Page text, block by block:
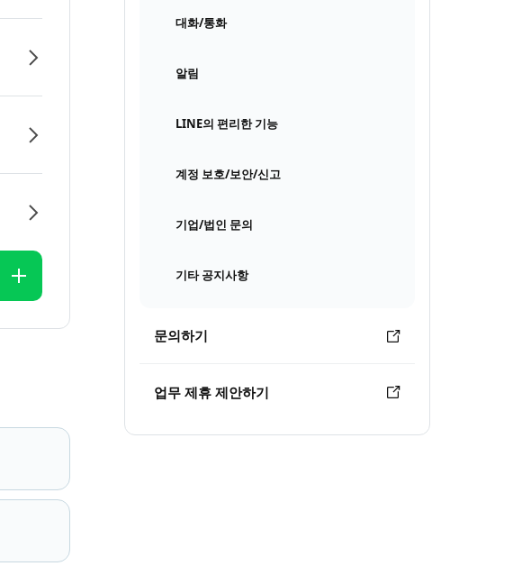
대화/통화
알림
LINE의 편리한 기능
계정 보호/보안/신고
기업/법인 문의
기타 공지사항
문의하기
업무 제휴 제안하기